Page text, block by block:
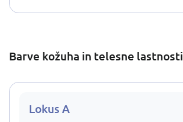
Barve kožuha in telesne lastnosti
Lokus A